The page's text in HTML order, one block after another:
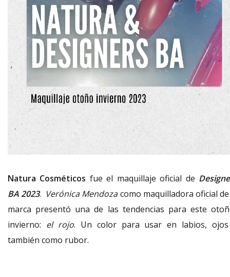
Natura Cosméticos fue el maquillaje oficial de
BA 2023. Verónica Mendozacomo maquilladora oficial
marca presentó una de las tendencias para este
invierno: el rojo. Un color para usar en labios,
también como rubor.